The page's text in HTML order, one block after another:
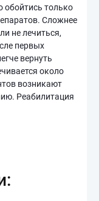
обойтись только
Сложнее
не лечиться,
первых
вернуть
около
возникают
Реабилитация